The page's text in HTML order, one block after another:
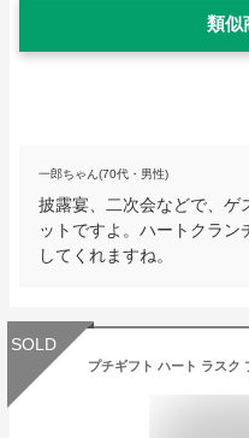
類似
一郎ちゃん(70代・男性)
披露宴、二次会などで、ゲ
ットですよ。ハートクラ
してくれますね。
SOLD